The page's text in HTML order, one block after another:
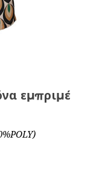
εμπριμέ